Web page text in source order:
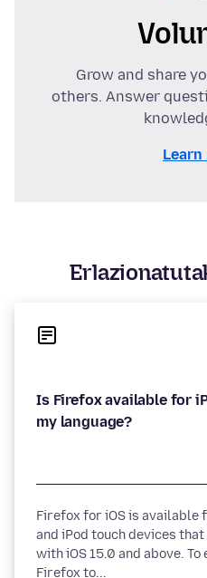
Grow and share
others. Answer
Learn
Is Firefox available for
Firefox for iOS is available
and iPod touch devices
with iOS 15.0 and above. To
Firefox to...